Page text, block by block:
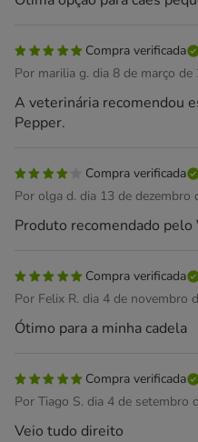
Compra verificada
Por marilia g. dia 8 de março de
A veterinária recomendou
Pepper.
Compra verificada
Por olga d. dia 13 de dezembro
Produto recomendado pelo
Compra verificada
Por Felix R. dia 4 de novembro
Ótimo para a minha cadela
Compra verificada
Por Tiago S. dia 4 de setembro
Veio tudo direito